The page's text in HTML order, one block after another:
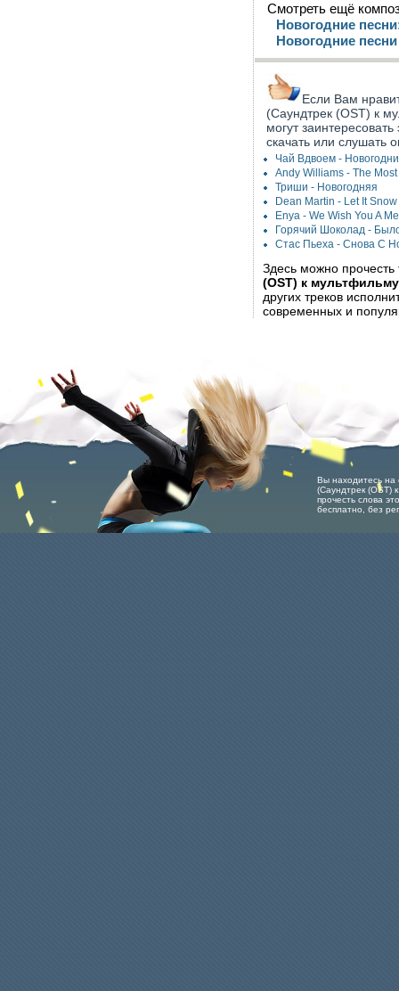
Смотреть ещё
Новогодние
Новогодние песни
Если Вам
(Саундтрек (OST) к
могут
скачать или слушать
Чай Вдвоем -
Andy Williams - The
Триши - Новогодняя
Dean Martin - Let It
Enya - We Wish You A
Горячий Шоколад -
Стас Пьеха - Снова С
Здесь можно прочесть
(OST) к
других треков
современных и
Вы находитесь на
(Саундтрек (OST)
прочесть слова
бесплатно, без